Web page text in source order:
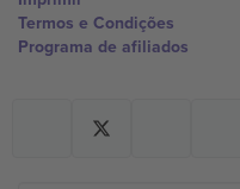
Termos e Condições
Programa de afiliados